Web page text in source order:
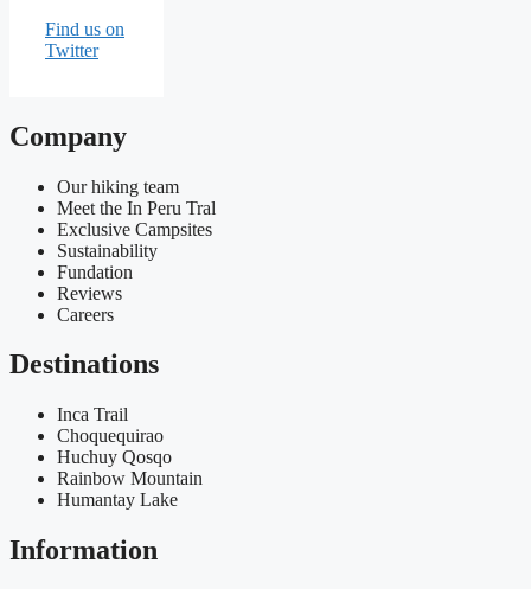
Find us on
Twitter
Company
Our hiking team
Meet the In Peru Tral
Exclusive Campsites
Sustainability
Fundation
Reviews
Careers
Destinations
Inca Trail
Choquequirao
Huchuy Qosqo
Rainbow Mountain
Humantay Lake
Information